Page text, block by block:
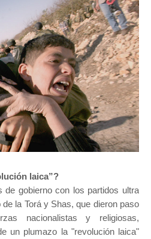
laica”?
gobierno con los partidos ultra
la Torá y Shas, que dieron paso
nacionalistas y religiosas,
un plumazo la "revolución laica"